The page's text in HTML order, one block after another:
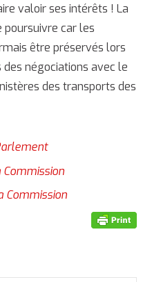
valoir ses intérêts ! La
car les
être préservés lors
négociations avec le
des transports des
Commission